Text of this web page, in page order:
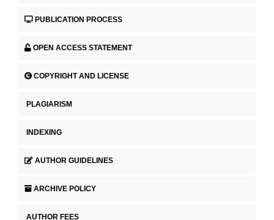
PUBLICATION PROCESS
OPEN ACCESS STATEMENT
COPYRIGHT AND LICENSE
PLAGIARISM
INDEXING
AUTHOR GUIDELINES
ARCHIVE POLICY
AUTHOR FEES